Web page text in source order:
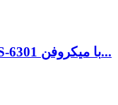
اسپیکر بلوتوثی قابل حمل مدل ZQS‑6301 با میکروفن...